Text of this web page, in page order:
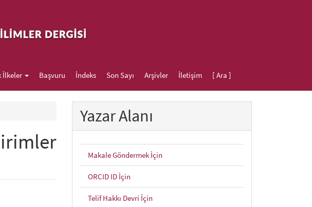
İlkeler Başvuru İndeks Son Sayı Arşivler İletişim [ Ara ]
Yazar Alanı
Makale Göndermek İçin
ORCID ID İçin
Telif Hakkı Devri İçin